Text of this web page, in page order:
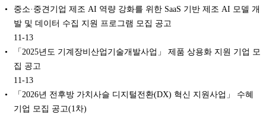
중소·중견기업 제조 AI 역량 강화를 위한 SaaS 기반 제조 AI 모델 개
발 및 데이터 수집 지원 프로그램 모집 공고
11-13
「2025년도 기계장비산업기술개발사업」 제품 상용화 지원 기업 모
집 공고
11-13
「2026년 전후방 가치사슬 디지털전환(DX) 혁신 지원사업」 수혜
기업 모집 공고(1차)